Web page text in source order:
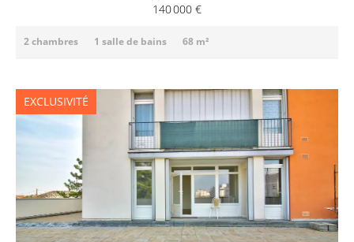
140 000 €
2 chambres 1 salle de bains 68 m²
EXCLUSIVITÉ